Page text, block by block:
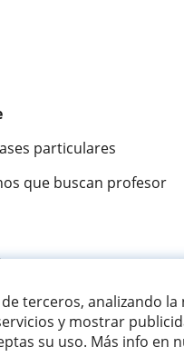
terceros, analizando la
y mostrar
su uso. Más info en
particulares
que buscan profesor
9,5/10